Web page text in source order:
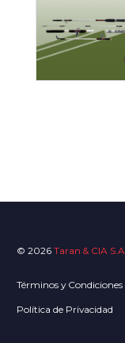
© 2026 Taran & CIA
Términos y Condiciones
Política de Privacidad